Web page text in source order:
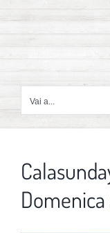
contenuto
Vai a...